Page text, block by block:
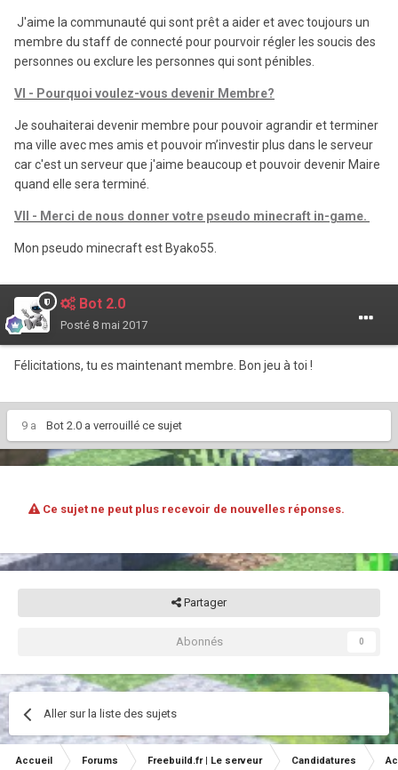
J'aime la communauté qui sont prêt a aider et avec toujours un
membre du staff de connecté pour pourvoir régler les soucis des
personnes ou exclure les personnes qui sont pénibles.
VI - Pourquoi voulez-vous devenir Membre?
Je souhaiterai devenir membre pour pouvoir agrandir et terminer
ma ville avec mes amis et pouvoir m’investir plus dans le serveur
car c'est un serveur que j'aime beaucoup et pouvoir devenir Maire
quand elle sera terminé.
VII - Merci de nous donner votre pseudo minecraft in-game.
Mon pseudo minecraft est Byako55.
Bot 2.0
Posté 8 mai 2017
Félicitations, tu es maintenant membre. Bon jeu à toi !
9 a Bot 2.0 a verrouillé ce sujet
Ce sujet ne peut plus recevoir de nouvelles réponses.
Partager
Abonnés 0
Aller sur la liste des sujets
Accueil Forums Freebuild.fr | Le serveur Candidatures